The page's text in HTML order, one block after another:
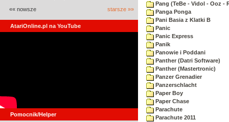
«« nowsze starsze »»
AtariOnline.pl na YouTube
Pomocnik/Helper
Pang (TeBe - Vidol - Ooz -
Panga Ponga
Pani Basia z Klatki B
Panic
Panic Express
Panik
Panowie i Poddani
Panther (Datri Software)
Panther (Mastertronic)
Panzer Grenadier
Panzerschlacht
Paper Boy
Paper Chase
Parachute
Parachute 2011